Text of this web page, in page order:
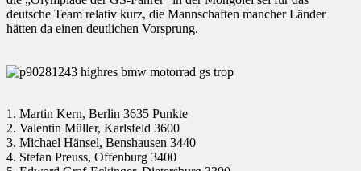
deutsche Team relativ kurz, die Mannschaften mancher Länder
hätten da einen deutlichen Vorsprung.
1. Martin Kern, Berlin 3635 Punkte
2. Valentin Müller, Karlsfeld 3600
3. Michael Hänsel, Benshausen 3440
4. Stefan Preuss, Offenburg 3400